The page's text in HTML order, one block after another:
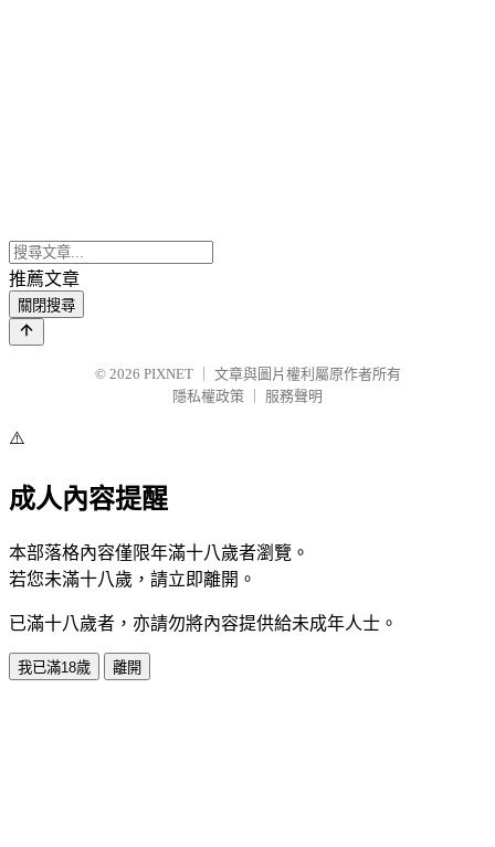
推薦文章
關閉搜尋
© 2026 PIXNET
文章與圖片權利屬原作者所有
隱私權政策
服務聲明
⚠️
成人內容提醒
本部落格內容僅限年滿十八歲者瀏覽。
若您未滿十八歲，請立即離開。
已滿十八歲者，亦請勿將內容提供給未成年人士。
我已滿18歲 離開